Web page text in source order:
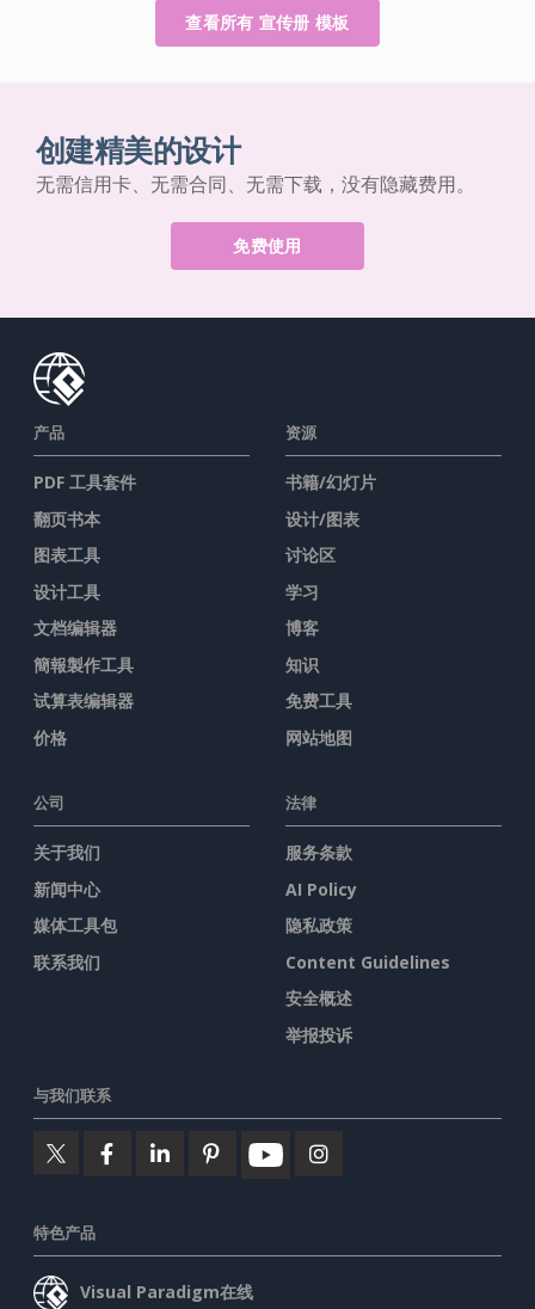
查看所有 宣传册 模板
创建精美的设计
无需信用卡、无需合同、无需下载，没有隐藏费用。
免费使用
产品
PDF 工具套件
翻页书本
图表工具
设计工具
文档编辑器
簡報製作工具
试算表编辑器
价格
资源
书籍/幻灯片
设计/图表
讨论区
学习
博客
知识
免费工具
网站地图
公司
关于我们
新闻中心
媒体工具包
联系我们
法律
服务条款
AI Policy
隐私政策
Content Guidelines
安全概述
举报投诉
与我们联系
特色产品
Visual Paradigm在线